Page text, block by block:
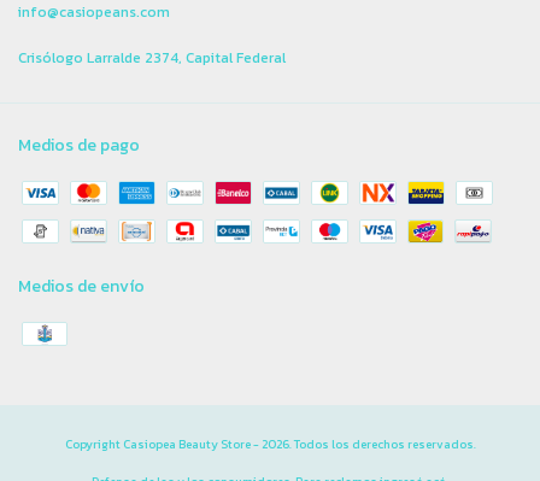
info@casiopeans.com
Crisólogo Larralde 2374, Capital Federal
Medios de pago
Medios de envío
Copyright Casiopea Beauty Store - 2026. Todos los derechos reservados.